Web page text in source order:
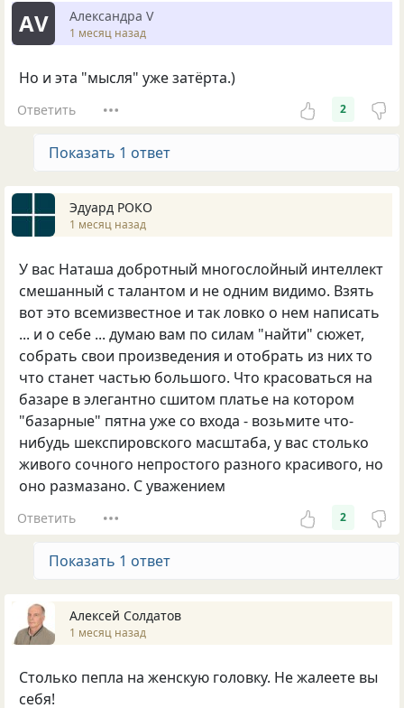
АV Александра V
1 месяц назад
Но и эта "мысля" уже затёрта.)
Ответить 2
Показать 1 ответ
Эдуард РОКО
1 месяц назад
У вас Наташа добротный многослойный интеллект
смешанный с талантом и не одним видимо. Взять
вот это всемизвестное и так ловко о нем написать
... и о себе ... думаю вам по силам "найти" сюжет,
собрать свои произведения и отобрать из них то
что станет частью большого. Что красоваться на
базаре в элегантно сшитом платье на котором
"базарные" пятна уже со входа - возьмите что-
нибудь шекспировского масштаба, у вас столько
живого сочного непростого разного красивого, но
оно размазано. С уважением
Ответить 2
Показать 1 ответ
Алексей Солдатов
1 месяц назад
Столько пепла на женскую головку. Не жалеете вы
себя!